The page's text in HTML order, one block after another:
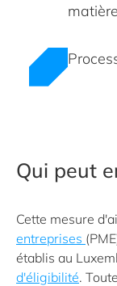
Qui peut
Cette mesure
entreprises
établis au
d'éligibilité.